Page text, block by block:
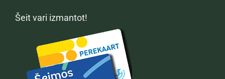
Šeit vari izmantot!